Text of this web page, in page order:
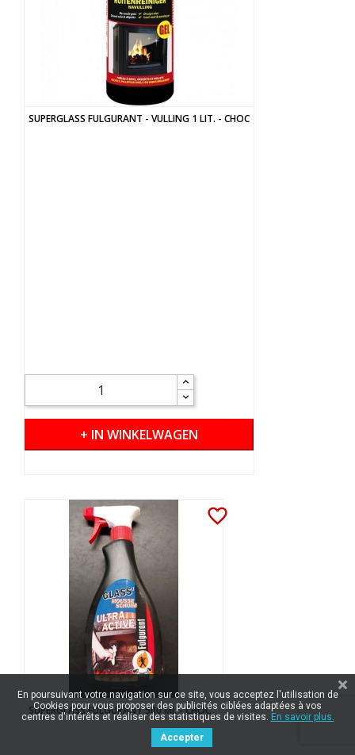
SUPERGLASS FULGURANT - VULLING 1 LIT. - CHOC
+ IN WINKELWAGEN
favorite_border
SUPERGLASS FULGURANT 500 ML - CHOC
En poursuivant votre navigation sur ce site, vous acceptez l'utilisation de
Cookies pour vous proposer des publicités ciblées adaptées à vos
centres d'intérêts et réaliser des statistiques de visites. En savoir plus.
Accepter